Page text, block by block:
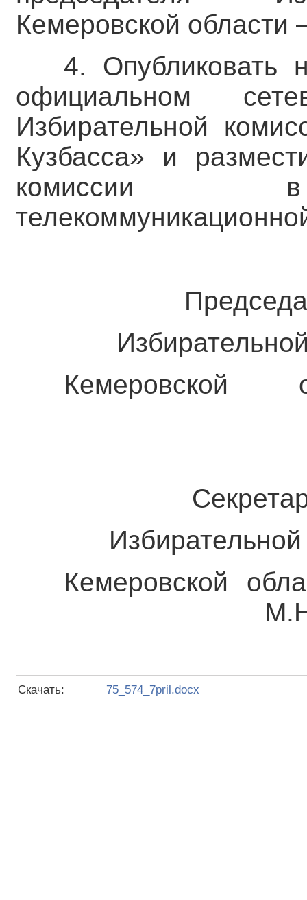
Кемеровской области
4. Опубликовать
официальном
Избирательной
Кузбасса» и
комиссии в
Избирательной
Избирательной
М.Н.
Скачать: 75_574_7pril.docx